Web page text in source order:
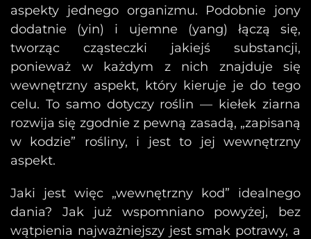
aspekty jednego organizmu. Podobnie jony
dodatnie (yin) i ujemne (yang) łączą się,
tworząc cząsteczki jakiejś substancji,
ponieważ w każdym z nich znajduje się
wewnętrzny aspekt, który kieruje je do tego
celu. To samo dotyczy roślin — kiełek ziarna
rozwija się zgodnie z pewną zasadą, „zapisaną
w kodzie” rośliny, i jest to jej wewnętrzny
aspekt.
Jaki jest więc „wewnętrzny kod” idealnego
dania? Jak już wspomniano powyżej, bez
wątpienia najważniejszy jest smak potrawy, a